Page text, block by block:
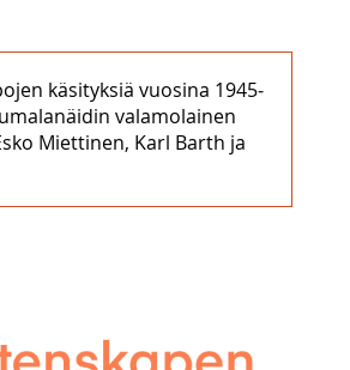
käsityksiä vuosina 1945‒
valamolainen
Miettinen, Karl Barth ja